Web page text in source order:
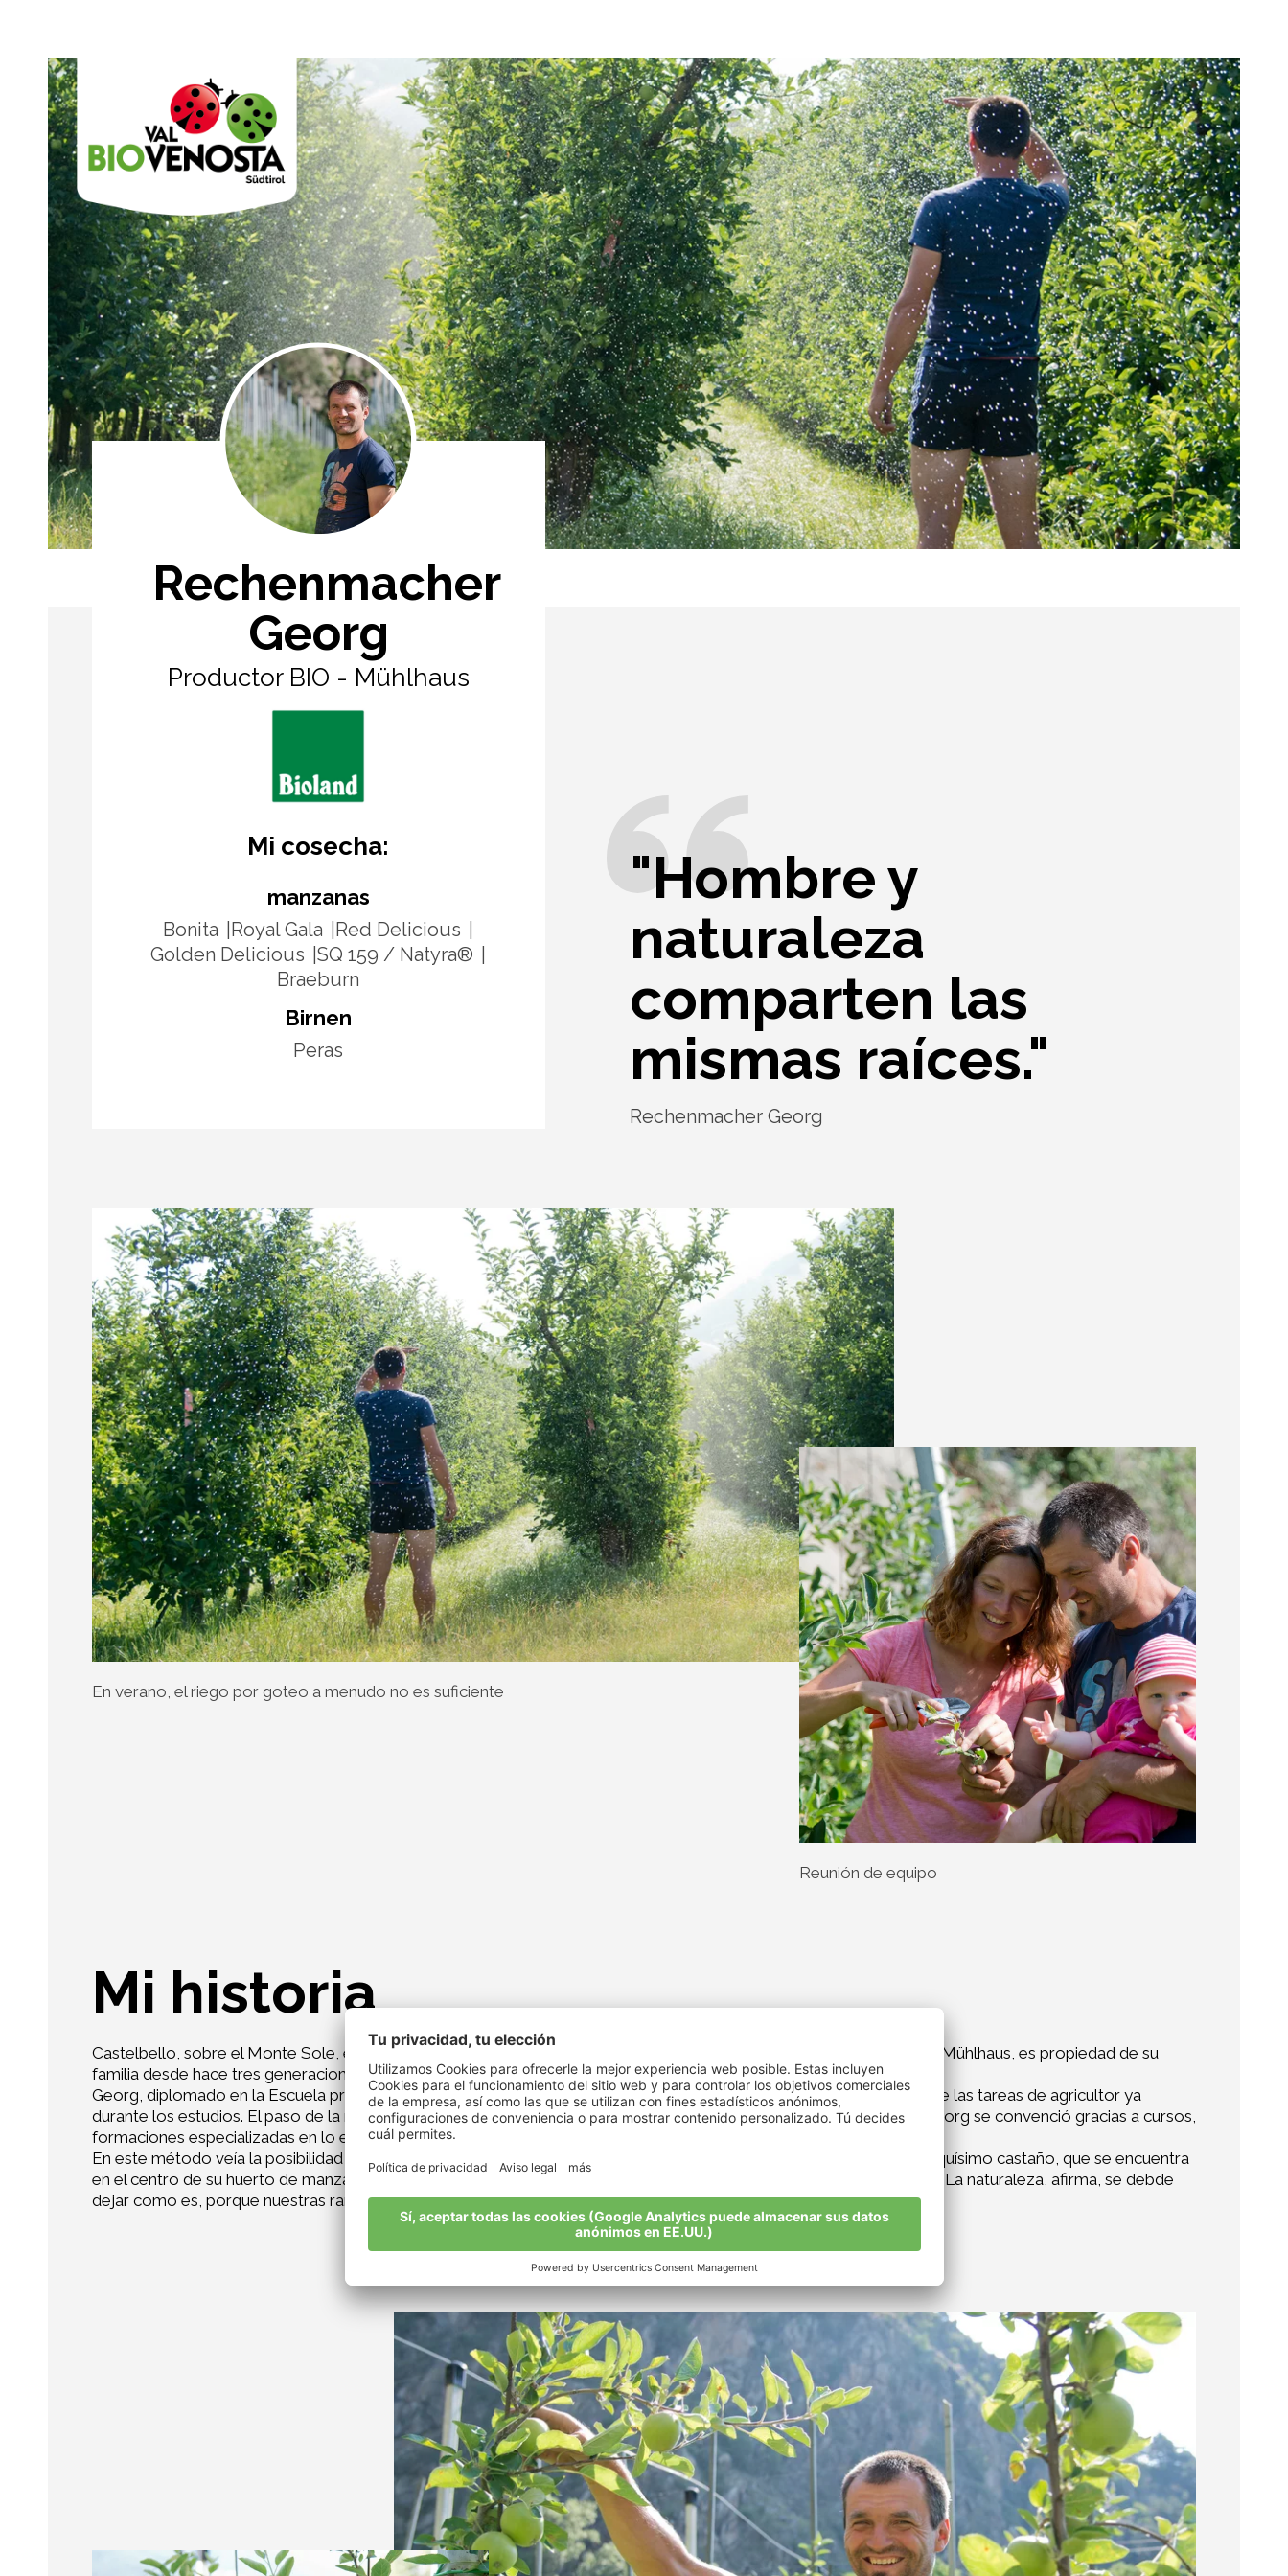
Rechenmacher
Georg
Productor BIO - Mühlhaus
Mi cosecha:
manzanas
Bonita Royal Gala
Red Delicious
Golden Delicious SQ 159 / Natyra®
Braeburn
Birnen
Peras
"Hombre y
naturaleza
comparten las
mismas raíces."
Rechenmacher Georg
En verano, el riego por goteo a menudo no es suficiente
Reunión de equipo
Mi historia
Castelbello, sobre el Monte Sole, en Val Venosta, es el pueblo natal de Georg Rechenmacher. Su masía en cuestión, Mühlhaus, es propiedad de su
familia desde hace tres generaciones, desde que la adquirió su abuelo.
Georg, diplomado en la Escuela profesional de Agricultura y Silvicultura Fürstenburg en el Alto Adige, se hizo cargo de las tareas de agricultor ya
durante los estudios. El paso de la masía Mühlhaus de la agricultura convencional a la biológica se realizó en 2010. Georg se convenció gracias a cursos,
formaciones especializadas en lo ecológico y después de muchas visitas a campos de otros agricultores biológicos.
En este método veía la posibilidad de producir manzanas respetando el valioso medio ambiente de montaña. El antiquísimo castaño, que se encuentra
en el centro de su huerto de manzanos y crece protegido por la naturaleza, es el símbolo de la agricultura de Georg. La naturaleza, afirma, se debde
dejar como es, porque nuestras raíces están estrechamente vinculadas a las del ecosistema.